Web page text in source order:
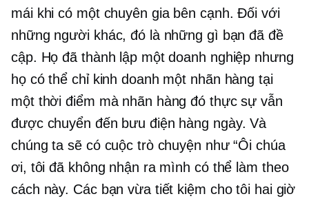
mái khi có một chuyên gia bên cạnh. Đối với
những người khác, đó là những gì bạn đã đề
cập. Họ đã thành lập một doanh nghiệp nhưng
họ có thể chỉ kinh doanh một nhãn hàng tại
một thời điểm mà nhãn hàng đó thực sự vẫn
được chuyển đến bưu điện hàng ngày. Và
chúng ta sẽ có cuộc trò chuyện như “Ôi chúa
ơi, tôi đã không nhận ra mình có thể làm theo
cách này. Các bạn vừa tiết kiệm cho tôi hai giờ